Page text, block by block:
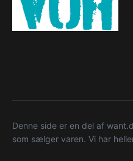
Denne side er en del af
som sælger varen. Vi har